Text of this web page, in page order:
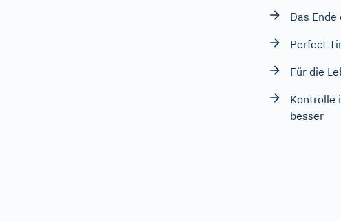
Das
Perfect
Für die
Kontrolle
besser